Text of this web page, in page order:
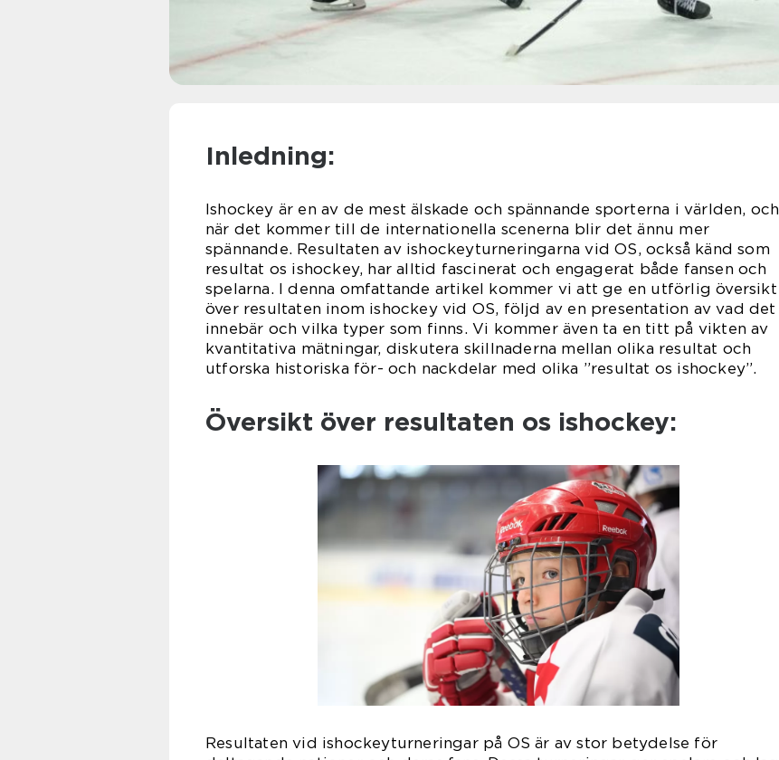
Inledning:
Ishockey är en av de mest älskade och spännande sporterna i världen, och
när det kommer till de internationella scenerna blir det ännu mer
spännande. Resultaten av ishockeyturneringarna vid OS, också känd som
resultat os ishockey, har alltid fascinerat och engagerat både fansen och
spelarna. I denna omfattande artikel kommer vi att ge en utförlig översikt
över resultaten inom ishockey vid OS, följd av en presentation av vad det
innebär och vilka typer som finns. Vi kommer även ta en titt på vikten av
kvantitativa mätningar, diskutera skillnaderna mellan olika resultat och
utforska historiska för- och nackdelar med olika ”resultat os ishockey”.
Översikt över resultaten os ishockey:
Resultaten vid ishockeyturneringar på OS är av stor betydelse för